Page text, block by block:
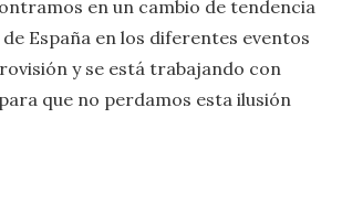
en un cambio de tendencia
España en los diferentes eventos
y se está trabajando con
que no perdamos esta ilusión